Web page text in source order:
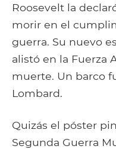
Roosevelt la
morir en el
guerra. Su nuevo
alistó en la Fuerza
muerte. Un barco
Lombard.
Quizás el póster
Segunda Guerra